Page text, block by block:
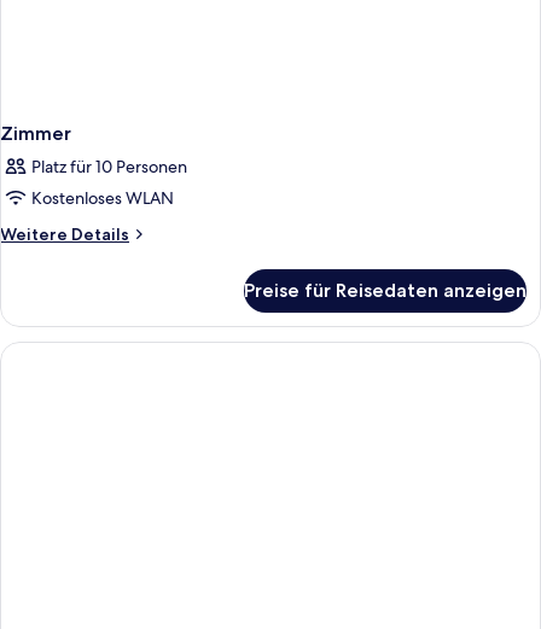
Zimmer
Platz für 10 Personen
Kostenloses WLAN
Weitere Details
Weitere
Preise für Reisedaten anzeigen